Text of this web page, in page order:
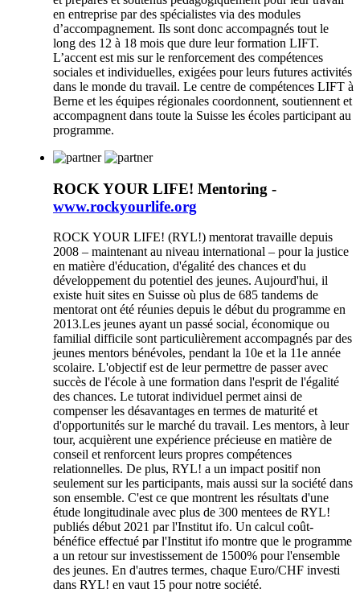
en entreprise par des spécialistes via des modules
d’accompagnement. Ils sont donc accompagnés tout le
long des 12 à 18 mois que dure leur formation LIFT.
L’accent est mis sur le renforcement des compétences
sociales et individuelles, exigées pour leurs futures activités
dans le monde du travail. Le centre de compétences LIFT à
Berne et les équipes régionales coordonnent, soutiennent et
accompagnent dans toute la Suisse les écoles participant au
programme.
ROCK YOUR LIFE! Mentoring -
www.rockyourlife.org
ROCK YOUR LIFE! (RYL!) mentorat travaille depuis
2008 – maintenant au niveau international – pour la justice
en matière d'éducation, d'égalité des chances et du
développement du potentiel des jeunes. Aujourd'hui, il
existe huit sites en Suisse où plus de 685 tandems de
mentorat ont été réunies depuis le début du programme en
2013.Les jeunes ayant un passé social, économique ou
familial difficile sont particulièrement accompagnés par des
jeunes mentors bénévoles, pendant la 10e et la 11e année
scolaire. L'objectif est de leur permettre de passer avec
succès de l'école à une formation dans l'esprit de l'égalité
des chances. Le tutorat individuel permet ainsi de
compenser les désavantages en termes de maturité et
d'opportunités sur le marché du travail. Les mentors, à leur
tour, acquièrent une expérience précieuse en matière de
conseil et renforcent leurs propres compétences
relationnelles. De plus, RYL! a un impact positif non
seulement sur les participants, mais aussi sur la société dans
son ensemble. C'est ce que montrent les résultats d'une
étude longitudinale avec plus de 300 mentees de RYL!
publiés début 2021 par l'Institut ifo. Un calcul coût-
bénéfice effectué par l'Institut ifo montre que le programme
a un retour sur investissement de 1500% pour l'ensemble
des jeunes. En d'autres termes, chaque Euro/CHF investi
dans RYL! en vaut 15 pour notre société.